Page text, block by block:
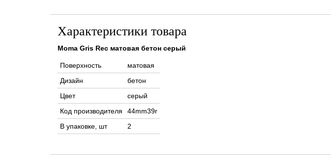
Характеристики товара
Moma Gris Rec матовая бетон серый
Поверхность
матовая
Дизайн
бетон
Цвет
серый
Код производителя
44mm39r
В упаковке, шт
2